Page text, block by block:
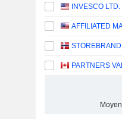
INVESCO LTD.